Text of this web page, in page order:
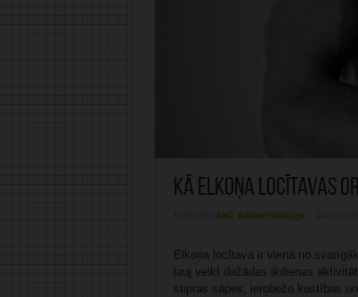
Kā elkoņa locītavas
MIC Administrācija
Elkoņa locītava ir viena no
ļauj veikt dažādas ikdienas
stipras sāpes, ierobežo kustības